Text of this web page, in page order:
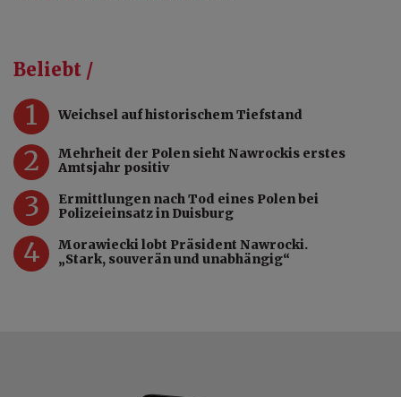
Beliebt /
1 Weichsel auf historischem Tiefstand
2
Mehrheit der Polen sieht Nawrockis erstes
Amtsjahr positiv
3
Ermittlungen nach Tod eines Polen bei
Polizeieinsatz in Duisburg
4
Morawiecki lobt Präsident Nawrocki.
„Stark, souverän und unabhängig“